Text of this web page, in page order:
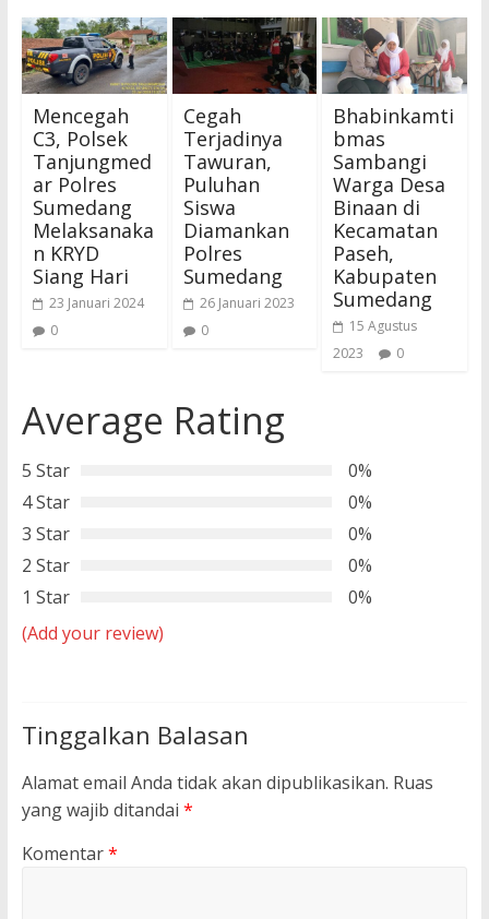
Mencegah
C3, Polsek
Tanjungmed
ar Polres
Sumedang
Melaksanaka
n KRYD
Siang Hari
23 Januari 2024
0
Cegah
Terjadinya
Tawuran,
Puluhan
Siswa
Diamankan
Polres
Sumedang
26 Januari 2023
0
Bhabinkamti
bmas
Sambangi
Warga Desa
Binaan di
Kecamatan
Paseh,
Kabupaten
Sumedang
15 Agustus
2023
0
Average Rating
5 Star
0%
4 Star
0%
3 Star
0%
2 Star
0%
1 Star
0%
(Add your review)
Tinggalkan Balasan
Alamat email Anda tidak akan dipublikasikan. Ruas
yang wajib ditandai *
Komentar*